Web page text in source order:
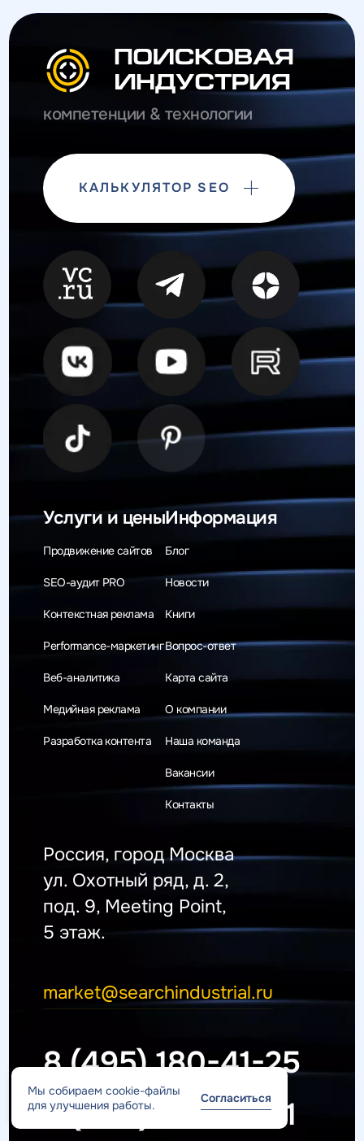
компетенции & технологии
КАЛЬКУЛЯТОР SEO
Услуги и цены
Продвижение сайтов
SEO-аудит PRO
Контекстная реклама
Performance-маркетинг
Веб-аналитика
Медийная реклама
Разработка контента
Информация
Блог
Новости
Книги
Вопрос-ответ
Карта сайта
О компании
Наша команда
Вакансии
Контакты
Россия, город Москва
ул. Охотный ряд, д. 2,
под. 9, Meeting Point,
5 этаж.
market@searchindustrial.ru
8 (495) 180-41-25
8 (800) 777-72-31
Мы собираем cookie-файлы
для улучшения работы.
Согласиться